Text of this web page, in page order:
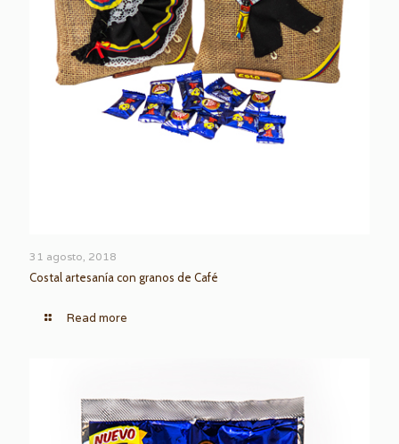
31 agosto, 2018
Costal artesanía con granos de Café
Read more